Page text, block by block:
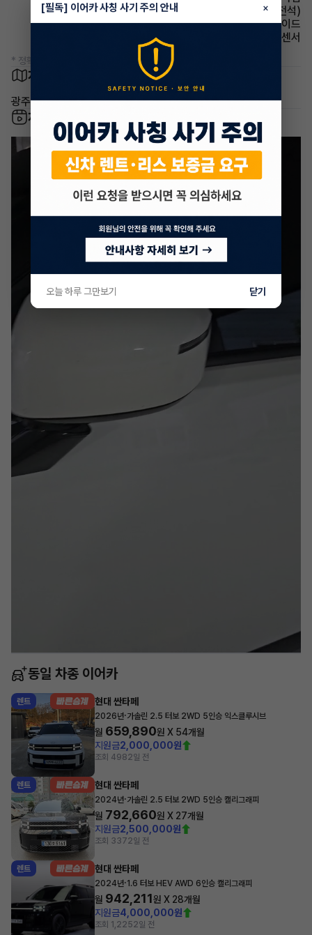
시트 전동시트(운전석)
에어백 사이드
주차보조 후방감지센서
* 정확한 정보는 판매자와 반드시 확인하시기 바랍니다.
차량 위치
광주 북구 본촌동
차량 영상
동일 차종 이어카
렌트 현대 싼타페
2026년·가솔린 2.5 터보 2WD 5인승 익스클루시브
월 659,890원 X 54개월
지원금2,000,000원
조회 4982일 전
렌트 현대 싼타페
2024년·가솔린 2.5 터보 2WD 5인승 캘리그래피
월 792,660원 X 27개월
지원금2,500,000원
조회 3372일 전
렌트 현대 싼타페
2024년·1.6 터보 HEV AWD 6인승 캘리그래피
월 942,211원 X 28개월
지원금4,000,000원
조회 1,2252일 전
[필독] 이어카 사칭 사기 주의 안내 ×
오늘 하루 그만보기 닫기